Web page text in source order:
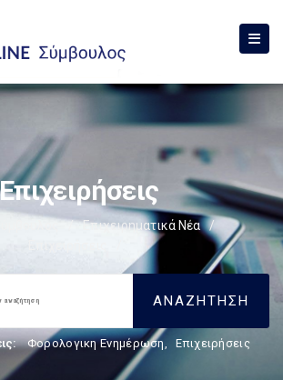
Επιχειρήσεις
/ Επιχειρηματικά Νέα
/
Φορολογικη Ενημέρωση, Επιχειρήσεις